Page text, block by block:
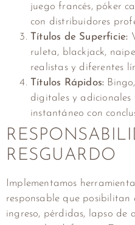
juego francés, póker
con distribuidores
Títulos de Superficie:
ruleta, blackjack,
realistas y diferentes
Títulos Rápidos:
digitales y adicionales
instantáneo con
RESGUARDO
Implementamos
responsable que posibilitan
ingreso, pérdidas, lapso de